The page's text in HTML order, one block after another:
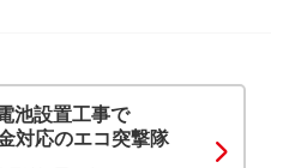
池設置工事で
対応のエコ突撃隊